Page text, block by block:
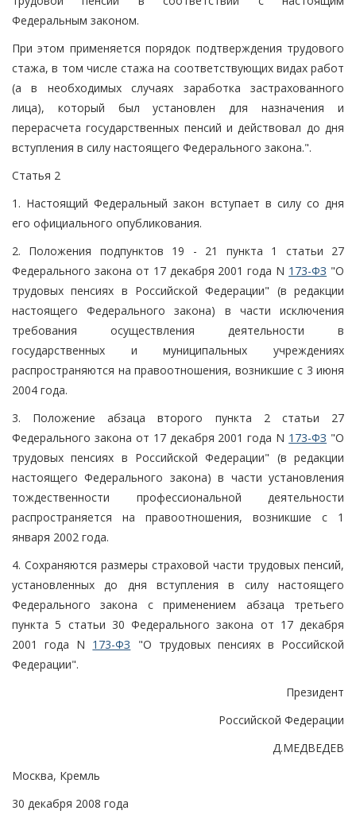
Федеральным законом.
При этом применяется порядок подтверждения трудового
стажа, в том числе стажа на соответствующих видах работ
(а в необходимых случаях заработка застрахованного
лица), который был установлен для назначения и
перерасчета государственных пенсий и действовал до дня
вступления в силу настоящего Федерального закона.".
Статья 2
1. Настоящий Федеральный закон вступает в силу со дня
его официального опубликования.
2. Положения подпунктов 19 - 21 пункта 1 статьи 27
Федерального закона от 17 декабря 2001 года N 173-ФЗ "О
трудовых пенсиях в Российской Федерации" (в редакции
настоящего Федерального закона) в части исключения
требования осуществления деятельности в
государственных и муниципальных учреждениях
распространяются на правоотношения, возникшие с 3 июня
2004 года.
3. Положение абзаца второго пункта 2 статьи 27
Федерального закона от 17 декабря 2001 года N 173-ФЗ "О
трудовых пенсиях в Российской Федерации" (в редакции
настоящего Федерального закона) в части установления
тождественности профессиональной деятельности
распространяется на правоотношения, возникшие с 1
января 2002 года.
4. Сохраняются размеры страховой части трудовых пенсий,
установленных до дня вступления в силу настоящего
Федерального закона с применением абзаца третьего
пункта 5 статьи 30 Федерального закона от 17 декабря
2001 года N 173-ФЗ "О трудовых пенсиях в Российской
Федерации".
Президент
Российской Федерации
Д.МЕДВЕДЕВ
Москва, Кремль
30 декабря 2008 года